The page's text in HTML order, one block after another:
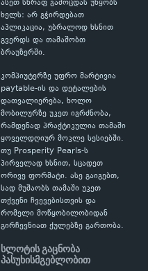
ასეთ სწრაფ გამოცდას უწყობს
ხელს: არ გჭირდებათ
აპლიკაცია, უბრალოდ ხსნით
გვერდს და თამაშობთ
ბრაუზერში.
კომპიუტერზე უფრო მარტივია
paytable-ის და დეტალების
დათვალიერება, ხოლო
მობილურზე უკეთ იგრძნობა,
რამდენად პრაქტიკულია თამაში
ყოველდღიურ მოკლე სესიებში.
თუ Prosperity Pearls-ს
პირველად ხსნით, სცადეთ
ორივე ფორმატი. ასე გაიგებთ,
სად მუშაობს თამაში უკეთ
თქვენი ჩვევებისთვის და
რომელი მოწყობილობიდან
გირჩევნიათ ქულებზე გართობა.
სლოტის გაცნობა
პასუხისმგებლობით